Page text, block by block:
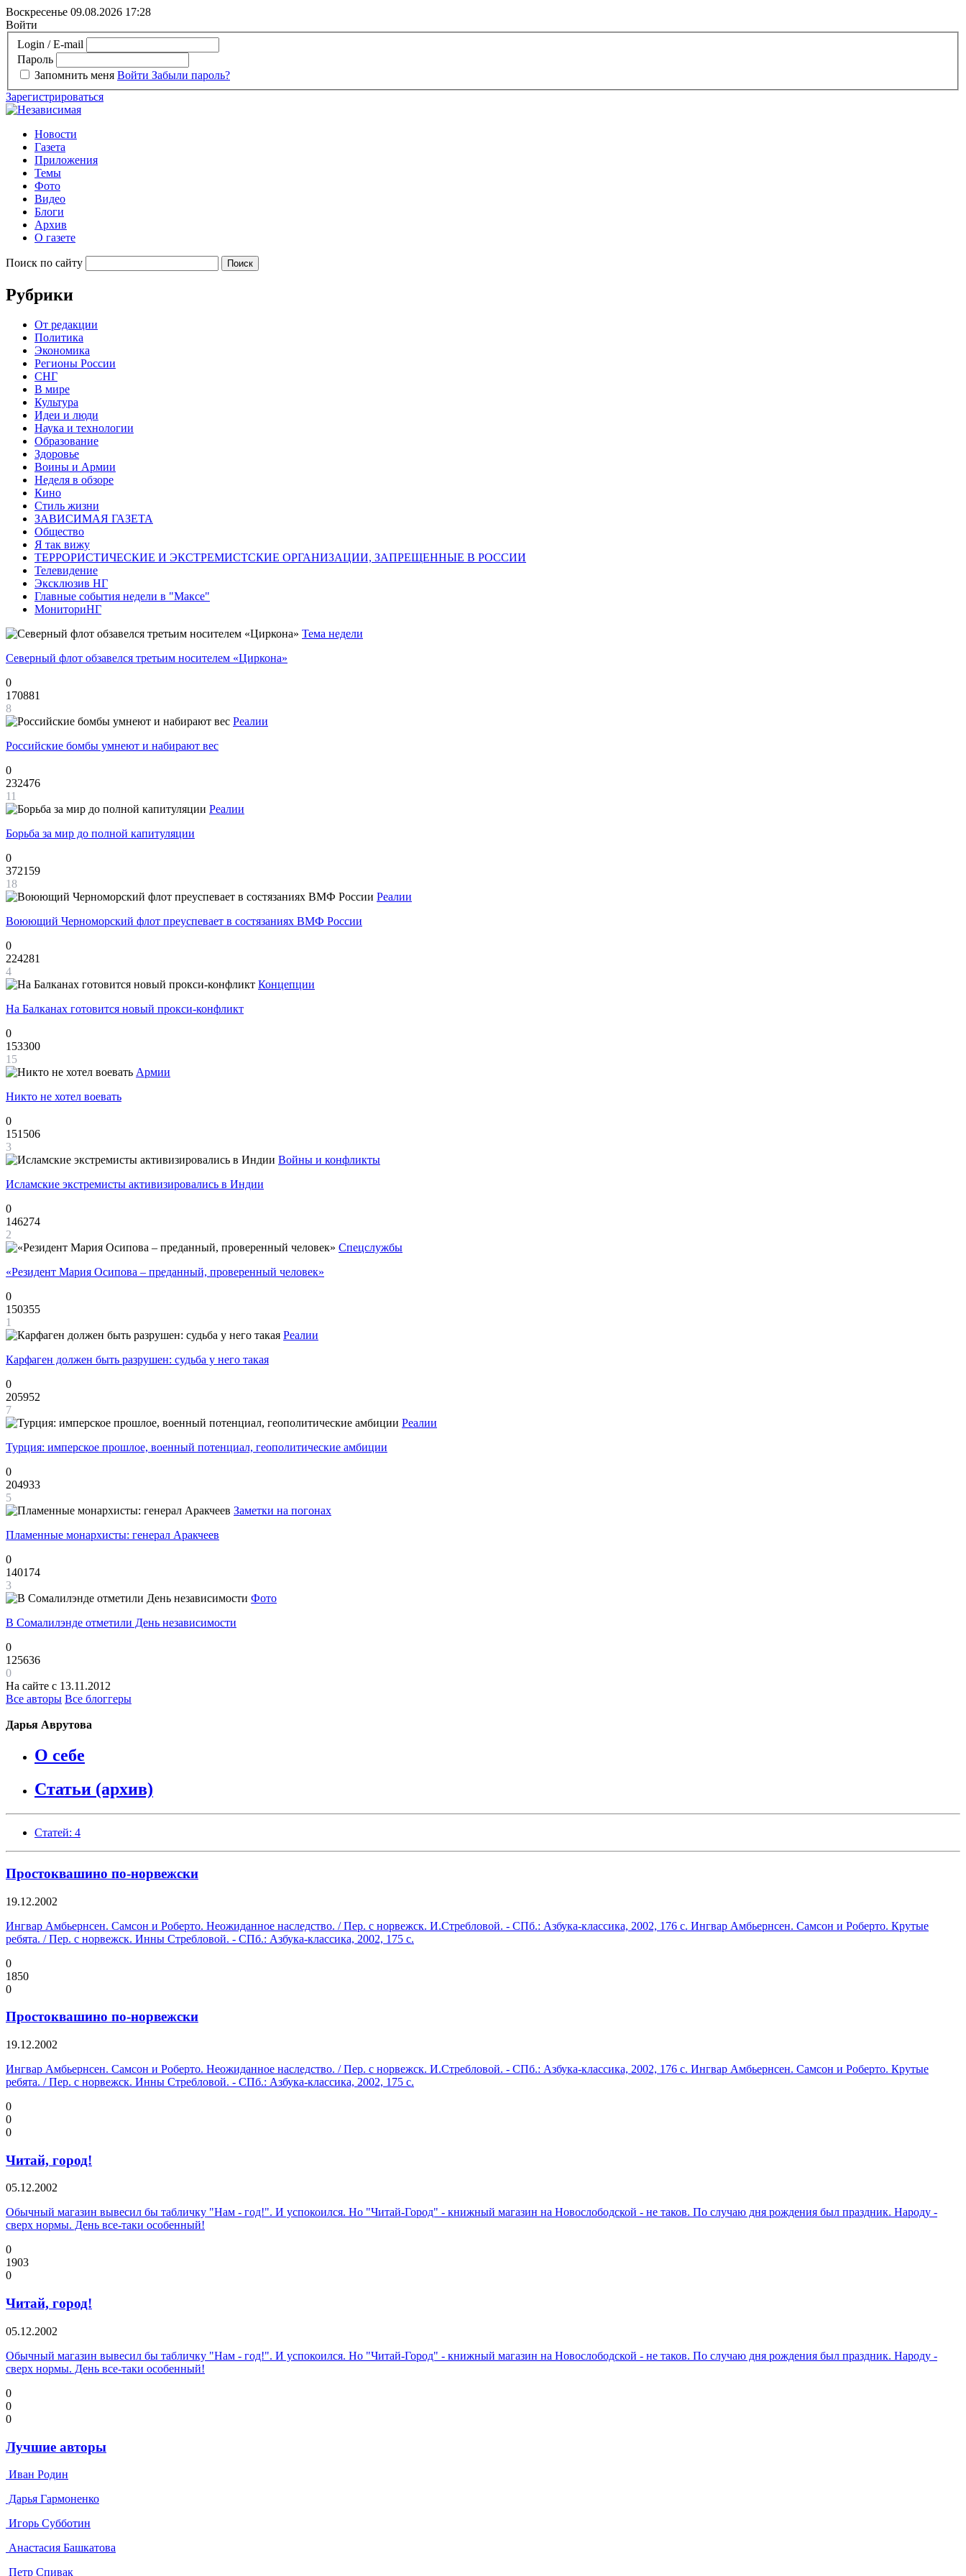
Воскресенье 09.08.2026 17:28
Войти
Login / E-mail
Пароль
Запомнить меня Войти Забыли пароль?
Зарегистрироваться
Новости
Газета
Приложения
Темы
Фото
Видео
Блоги
Архив
О газете
Поиск по сайту
Рубрики
От редакции
Политика
Экономика
Регионы России
СНГ
В мире
Культура
Идеи и люди
Наука и технологии
Образование
Здоровье
Воины и Армии
Неделя в обзоре
Кино
Стиль жизни
ЗАВИСИМАЯ ГАЗЕТА
Общество
Я так вижу
ТЕРРОРИСТИЧЕСКИЕ И ЭКСТРЕМИСТСКИЕ ОРГАНИЗАЦИИ, ЗАПРЕЩЕННЫЕ В РОССИИ
Телевидение
Эксклюзив НГ
Главные события недели в "Максе"
МониториНГ
Тема недели
Северный флот обзавелся третьим носителем «Циркона»
0
170881
8
Реалии
Российские бомбы умнеют и набирают вес
0
232476
11
Реалии
Борьба за мир до полной капитуляции
0
372159
18
Реалии
Воюющий Черноморский флот преуспевает в состязаниях ВМФ России
0
224281
4
Концепции
На Балканах готовится новый прокси-конфликт
0
153300
15
Армии
Никто не хотел воевать
0
151506
3
Войны и конфликты
Исламские экстремисты активизировались в Индии
0
146274
2
Спецслужбы
«Резидент Мария Осипова – преданный, проверенный человек»
0
150355
1
Реалии
Карфаген должен быть разрушен: судьба у него такая
0
205952
7
Реалии
Турция: имперское прошлое, военный потенциал, геополитические амбиции
0
204933
5
Заметки на погонах
Пламенные монархисты: генерал Аракчеев
0
140174
3
Фото
В Сомалилэнде отметили День независимости
0
125636
0
На сайте с 13.11.2012
Все авторы Все блоггеры
Дарья Аврутова
О себе
Статьи (архив)
Статей: 4
Простоквашино по-норвежски
19.12.2002
Ингвар Амбьернсен. Самсон и Роберто. Неожиданное наследство. / Пер. с норвежск. И.Стребловой. - СПб.: Азбука-классика, 2002, 176 с. Ингвар Амбьернсен. Самсон и Роберто. Крутые
ребята. / Пер. с норвежск. Инны Стребловой. - СПб.: Азбука-классика, 2002, 175 c.
0
1850
0
Простоквашино по-норвежски
19.12.2002
Ингвар Амбьернсен. Самсон и Роберто. Неожиданное наследство. / Пер. с норвежск. И.Стребловой. - СПб.: Азбука-классика, 2002, 176 с. Ингвар Амбьернсен. Самсон и Роберто. Крутые
ребята. / Пер. с норвежск. Инны Стребловой. - СПб.: Азбука-классика, 2002, 175 c.
0
0
0
Читай, город!
05.12.2002
Обычный магазин вывесил бы табличку "Нам - год!". И успокоился. Но "Читай-Город" - книжный магазин на Новослободской - не таков. По случаю дня рождения был праздник. Народу -
сверх нормы. День все-таки особенный!
0
1903
0
Читай, город!
05.12.2002
Обычный магазин вывесил бы табличку "Нам - год!". И успокоился. Но "Читай-Город" - книжный магазин на Новослободской - не таков. По случаю дня рождения был праздник. Народу -
сверх нормы. День все-таки особенный!
0
0
0
Лучшие авторы
Иван Родин
Дарья Гармоненко
Игорь Субботин
Анастасия Башкатова
Петр Спивак